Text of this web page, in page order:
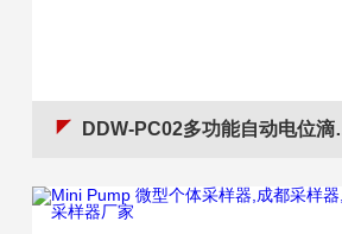
DDW-PC02多功能自动电位滴定仪DDW-PC02